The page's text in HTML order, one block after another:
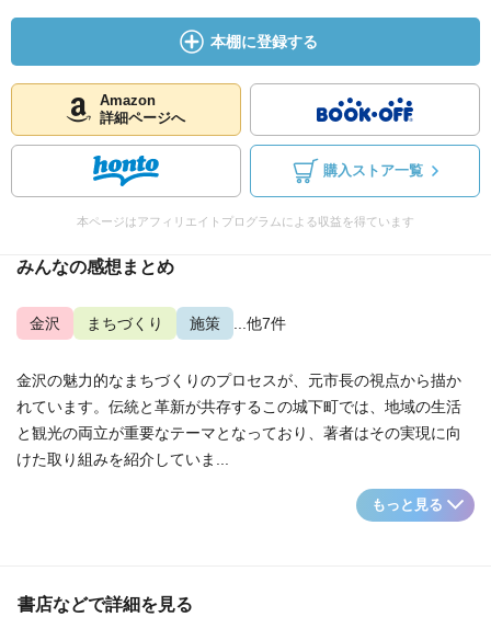
本棚に登録する
Amazon
詳細ページへ
購入ストア一覧
本ページはアフィリエイトプログラムによる収益を得ています
みんなの感想まとめ
金沢 まちづくり 施策 ...他7件
金沢の魅力的なまちづくりのプロセスが、元市長の視点から描か
れています。伝統と革新が共存するこの城下町では、地域の生活
と観光の両立が重要なテーマとなっており、著者はその実現に向
けた取り組みを紹介していま...
もっと見る
書店などで詳細を見る